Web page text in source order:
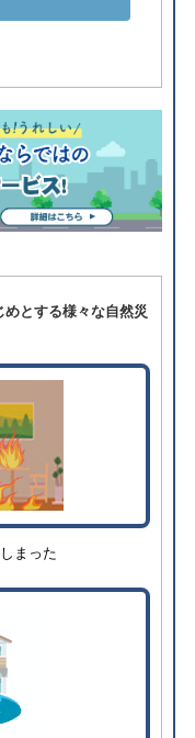
とする様々な自然災
まった